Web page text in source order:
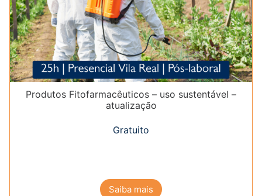
Produtos Fitofarmacêuticos – uso sustentável –
atualização
Gratuito
Saiba mais